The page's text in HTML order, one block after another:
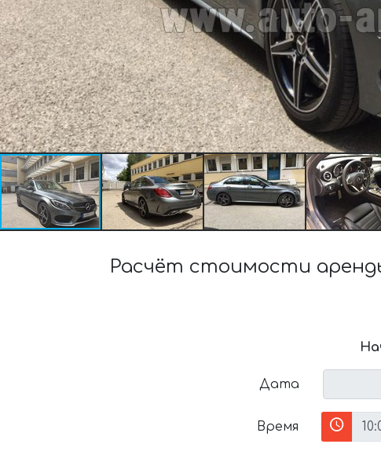
Расчёт стоимости
Дата
Время